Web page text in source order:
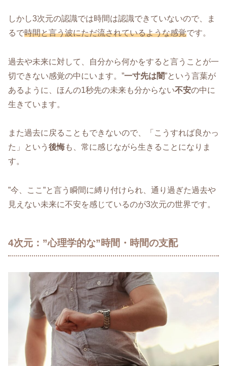
しかし3次元の認識では時間は認識できていないので、ま
るで時間と言う波にただ流されているような感覚です。
過去や未来に対して、自分から何かをすると言うことが一
切できない感覚の中にいます。”一寸先は闇”という言葉が
あるように、ほんの1秒先の未来も分からない不安の中に
生きています。
また過去に戻ることもできないので、「こうすれば良かっ
た」という 後悔も、常に感じながら生きることになりま
す。
”今、ここ”と言う瞬間に縛り付けられ、通り過ぎた過去や
見えない未来に不安を感じているのが3次元の世界です。
4次元：”心理学的な”時間・時間の支配